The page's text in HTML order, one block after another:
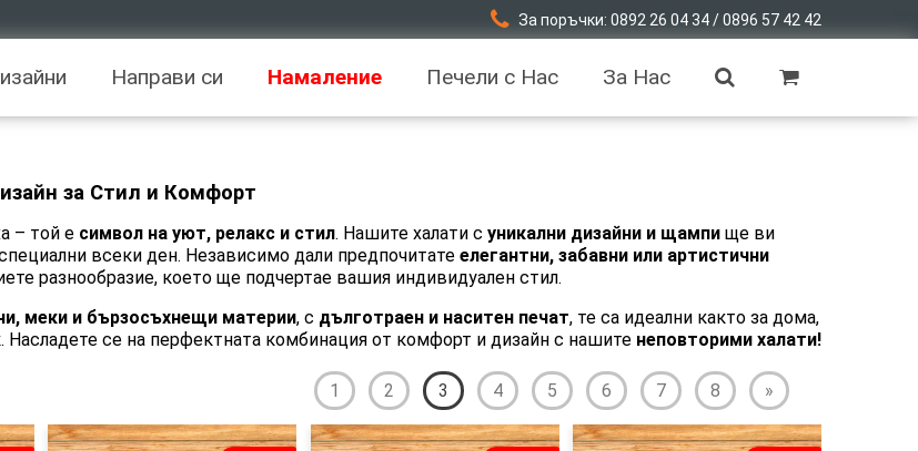
За поръчки: 0892 26 04 34 / 0896 57 42 42
Направи си Намаление Печели с Нас За Нас
за Стил и Комфорт
– той е символ на уют, релакс и стил. Нашите халати с уникални дизайни и щампи ще ви
всеки ден. Независимо дали предпочитате елегантни, забавни или артистични
разнообразие, което ще подчертае вашия индивидуален стил.
меки и бързосъхнещи материи, с дълготраен и наситен печат, те са идеални както за дома,
Насладете се на перфектната комбинация от комфорт и дизайн с нашите неповторими халати!
1 2 3 4 5 6 7 8 »